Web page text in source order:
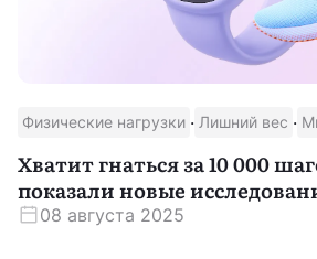
Физические нагрузки · Лишний вес ·
Хватит гнаться за 10 000
показали новые
08 августа 2025